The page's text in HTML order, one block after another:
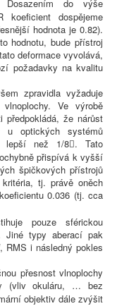
Dosazením do výše
koeficient dospějeme
hodnota je 0.82).
hodnotu, bude přístroj
deformace vyvolává,
požadavky na kvalitu
zpravidla vyžaduje
Ve výrobě
že nárůst
u optických systémů
lepší než 1/8. Tato
přispívá k vyšší
špičkových přístrojů
tj. právě oněch
0.036 (tj. cca
pouze sférickou
Jiné typy aberací pak
RMS i následný pokles
přesnost vlnoplochy
(vliv okuláru, … bez
objektiv dále zvýšit